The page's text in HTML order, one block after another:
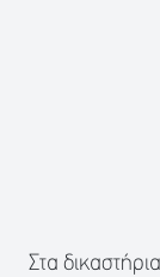
Στα